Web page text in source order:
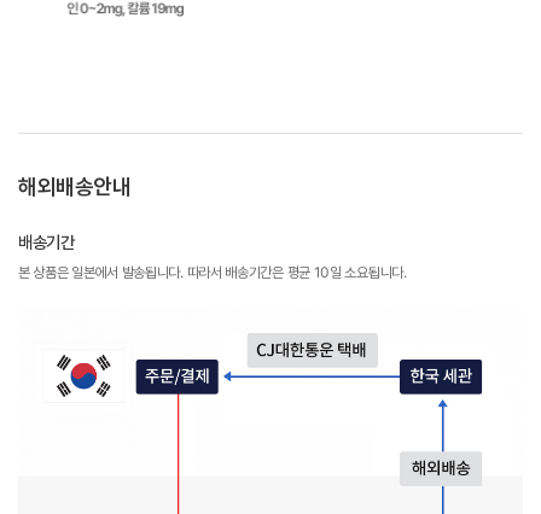
해외배송안내
배송기간
본 상품은 일본에서 발송됩니다. 따라서 배송기간은 평균 10일 소요됩니다.